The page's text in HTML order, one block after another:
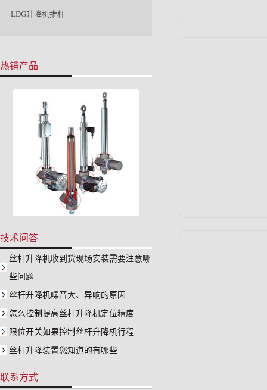
LDG升降机推杆
热销产品
技术问答
丝杆升降机收到货现场安装需要注意哪
些问题
丝杆升降机噪音大、异响的原因
怎么控制提高丝杆升降机定位精度
限位开关如果控制丝杆升降机行程
丝杆升降装置您知道的有哪些
联系方式